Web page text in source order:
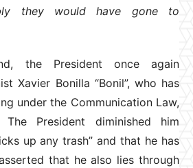
they would have gone to
the President once again
Xavier Bonilla “Bonil”, who has
under the Communication Law,
President diminished him
up any trash” and that he has
that he also lies through